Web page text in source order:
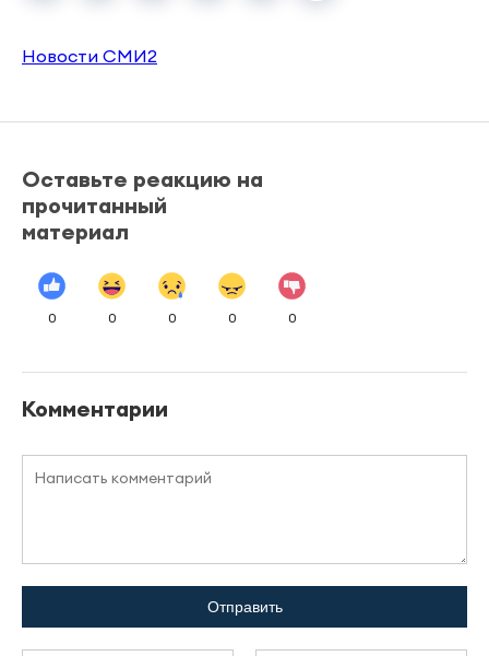
Новости СМИ2
Оставьте реакцию на
прочитанный
материал
0 0 0 0 0
Комментарии
Отправить